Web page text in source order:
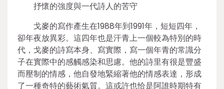
抒懷的強度與一代詩人的苦守
戈麥的寫作產生在1988年到1991年，短短四年，
卻年夜放異彩。這四年也是汗青上一個較為特別的時
代，戈麥的詩寫本身、寫實際，寫一個年青的常識分
子在實際中的感觸感染和思慮。他的詩里有很是豐盛
而壓制的情感，他自發地緊縮著他的情感表達，形成
了一種奇特的藝術氣質。這或許也恰是阿誰時期特有